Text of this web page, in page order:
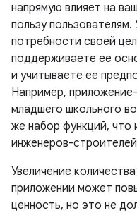
напрямую влияет на
пользу
потребности своей
поддерживаете ее
и учитываете ее
Например,
младшего школьного
же набор функций, что
инженеров-
Увеличение
приложении может
ценность, но это не